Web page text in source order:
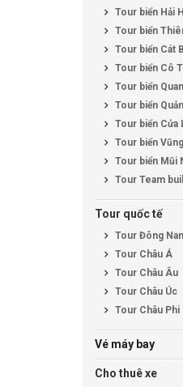
Tour biển Hải
Tour biển
Tour biển Cát
Tour biển Cô
Tour biển
Tour biển
Tour biển Cửa
Tour biển
Tour biển Mũi
Tour Team
Tour quốc tế
Tour Đông
Tour Châu Á
Tour Châu Âu
Tour Châu Úc
Tour Châu Phi
Vé máy bay
Cho thuê xe